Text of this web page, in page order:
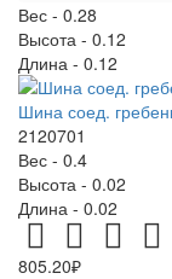
Вес - 0.28
Высота - 0.12
Длина - 0.12
Шина соед.
2120701
Вес - 0.4
Высота - 0.02
Длина - 0.02
805.20₽